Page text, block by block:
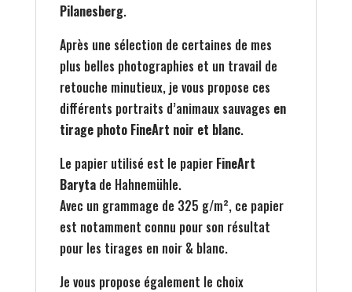
Pilanesberg.
Après une sélection de certaines de mes
plus belles photographies et un travail de
retouche minutieux, je vous propose ces
différents portraits d’animaux sauvages en
tirage photo FineArt noir et blanc.
Le papier utilisé est le papier FineArt
Barytade Hahnemühle.
Avec un grammage de 325 g/m², ce papier
est notamment connu pour son résultat
pour les tirages en noir & blanc.
Je vous propose également le choix